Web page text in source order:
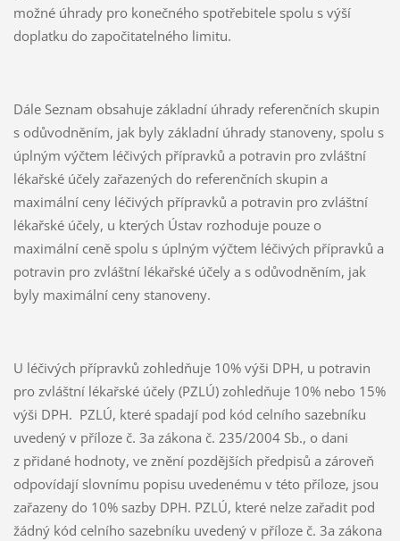
možné úhrady pro konečného spotřebitele spolu s výší
doplatku do započitatelného limitu.
Dále Seznam obsahuje základní úhrady referenčních skupin
s odůvodněním, jak byly základní úhrady stanoveny, spolu s
úplným výčtem léčivých přípravků a potravin pro zvláštní
lékařské účely zařazených do referenčních skupin a
maximální ceny léčivých přípravků a potravin pro zvláštní
lékařské účely, u kterých Ústav rozhoduje pouze o
maximální ceně spolu s úplným výčtem léčivých přípravků a
potravin pro zvláštní lékařské účely a s odůvodněním, jak
byly maximální ceny stanoveny.
U léčivých přípravků zohledňuje 10% výši DPH, u potravin
pro zvláštní lékařské účely (PZLÚ) zohledňuje 10% nebo 15%
výši DPH. PZLÚ, které spadají pod kód celního sazebníku
uvedený v příloze č. 3a zákona č. 235/2004 Sb., o dani
z přidané hodnoty, ve znění pozdějších předpisů a zároveň
odpovídají slovnímu popisu uvedenému v této příloze, jsou
zařazeny do 10% sazby DPH. PZLÚ, které nelze zařadit pod
žádný kód celního sazebníku uvedený v příloze č. 3a zákona